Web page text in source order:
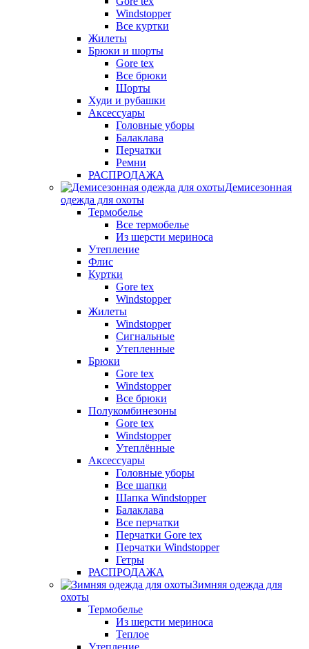
Windstopper
Все куртки
Жилеты
Брюки и шорты
Gore tex
Все брюки
Шорты
Худи и рубашки
Аксессуары
Головные уборы
Балаклава
Перчатки
Ремни
РАСПРОДАЖА
Демисезонная
одежда для охоты
Термобелье
Все термобелье
Из шерсти мериноса
Утепление
Флис
Куртки
Gore tex
Windstopper
Жилеты
Windstopper
Сигнальные
Утепленные
Брюки
Gore tex
Windstopper
Все брюки
Полукомбинезоны
Gore tex
Windstopper
Утеплённые
Аксессуары
Головные уборы
Все шапки
Шапка Windstopper
Балаклава
Все перчатки
Перчатки Gore tex
Перчатки Windstopper
Гетры
РАСПРОДАЖА
Зимняя одежда для
охоты
Термобелье
Из шерсти мериноса
Теплое
Утепление